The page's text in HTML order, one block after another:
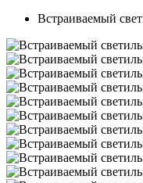
Встраиваемый